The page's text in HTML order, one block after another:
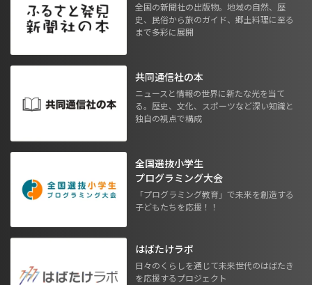
全国の新聞社の出版物。地域の自然、歴
史、民俗から旅のガイド、郷土料理に至る
まで多彩に展開
共同通信社の本
ニュースと情報の世界に新たな光を当て
る。歴史、文化、スポーツなど深い知識と
独自の視点で構成
全国選抜小学生
プログラミング大会
「プログラミング教育」で未来を創造する
子どもたちを応援！！
はばたけラボ
日々のくらしを通じて未来世代のはばたき
を応援するプロジェクト